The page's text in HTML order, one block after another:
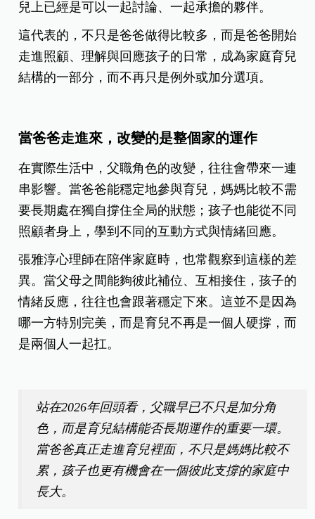
兒上已經是可以一起討論、一起承擔的夥伴。
這代表的，不只是爸爸做得比較多，而是爸爸開始
走進照顧、理解與回應孩子的日常，成為家庭育兒
結構的一部分，而不再只是例外或加分選項。
當爸爸走進來，改變的是整個家的運作
在實際生活中，父職角色的改變，往往會帶來一連
串影響。當爸爸能穩定地參與育兒，媽媽比較不需
要長期處在獨自撐住全局的狀態；孩子也能從不同
照顧者身上，學到不同的互動方式與情緒回應。
張雅淳心理師在陪伴家庭時，也常觀察到這樣的差
異。當父母之間能夠彼此補位、互相接住，孩子的
情緒反應，往往也會跟著穩定下來。這並不是因為
哪一方特別完美，而是育兒不再是一個人硬撐，而
是兩個人一起扛。
站在2026年回頭看，父職早已不只是加分角
色，而是育兒結構能否長期運作的重要一環。
當爸爸真正走進育兒裡面，不只是媽媽比較不
累，孩子也更有機會在一個彼此支撐的家庭中
長大。